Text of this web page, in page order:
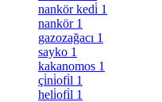
nankör kedi̇ 1
nankör 1
gazozağacı 1
sayko 1
kakanomos 1
çi̇ni̇ofi̇l 1
heli̇ofi̇l 1